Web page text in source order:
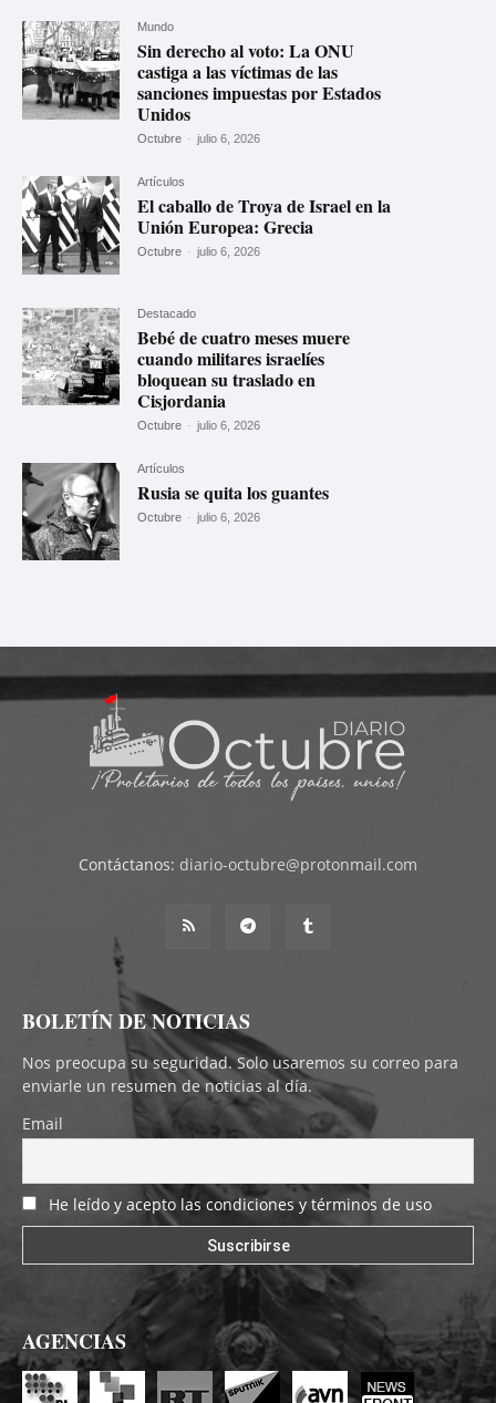
Mundo
Sin derecho al voto: La ONU
castiga a las víctimas de las
sanciones impuestas por Estados
Unidos
Octubre - julio 6, 2026
Artículos
El caballo de Troya de Israel en la
Unión Europea: Grecia
Octubre - julio 6, 2026
Destacado
Bebé de cuatro meses muere
cuando militares israelíes
bloquean su traslado en
Cisjordania
Octubre - julio 6, 2026
Artículos
Rusia se quita los guantes
Octubre - julio 6, 2026
Contáctanos: diario-octubre@protonmail.com
BOLETÍN DE NOTICIAS
Nos preocupa su seguridad. Solo usaremos su correo para
enviarle un resumen de noticias al día.
Email
He leído y acepto las condiciones y términos de uso
AGENCIAS